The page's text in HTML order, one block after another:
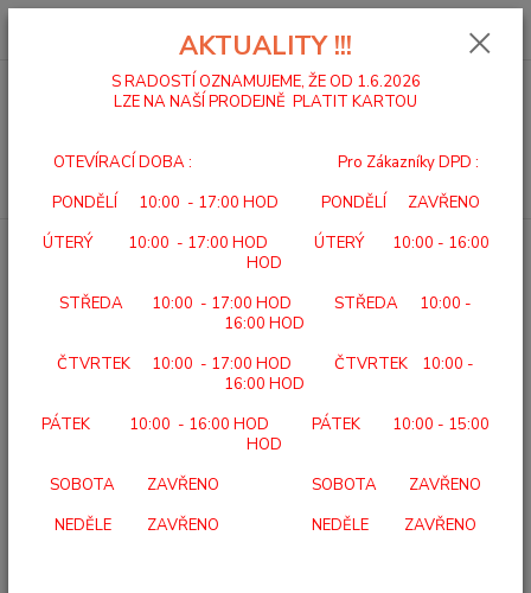
0,00 Kč
Úvod NÁSTAVCE NA WC
NÁSTAVEC NA WC PLASTOVÝ 508
NÁSTAVEC NA WC PLASTOVÝ
508 A/DELUXE
AKTUALITY !!!
S RADOSTÍ OZNAMUJEME, ŽE OD 1.6.2026
LZE NA NAŠÍ PRODEJNĚ PLATIT KARTOU
OTEVÍRACÍ DOBA : Pro Zákazníky DPD :
PONDĚLÍ 10:00 - 17:00 HOD PONDĚLÍ ZAVŘENO
ÚTERÝ 10:00 - 17:00 HOD ÚTERÝ 10:00 - 16:00
HOD
STŘEDA 10:00 - 17:00 HOD STŘEDA 10:00 -
16:00 HOD
ČTVRTEK 10:00 - 17:00 HOD ČTVRTEK 10:00 -
16:00 HOD
PÁTEK 10:00 - 16:00 HOD PÁTEK 10:00 - 15:00
HOD
SOBOTA ZAVŘENO SOBOTA ZAVŘENO
NEDĚLE ZAVŘENO NEDĚLE ZAVŘENO